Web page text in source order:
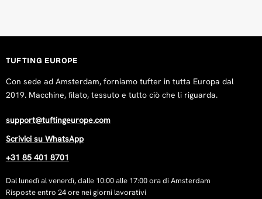
TUFTING EUROPE
Con sede ad Amsterdam, forniamo tufter in tutta Europa dal
2019. Macchine, filato, tessuto e tutto ciò che li riguarda.
support@tuftingeurope.com
Scrivici su WhatsApp
+31 85 401 8701
Dal lunedì al venerdì, dalle 10:00 alle 17:00 ora di Amsterdam
Risposte entro 24 ore nei giorni lavorativi